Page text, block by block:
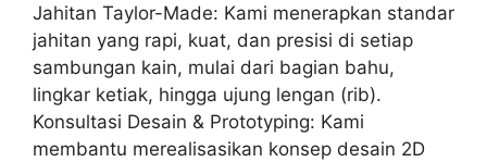
Jahitan Taylor-Made: Kami menerapkan standar
jahitan yang rapi, kuat, dan presisi di setiap
sambungan kain, mulai dari bagian bahu,
lingkar ketiak, hingga ujung lengan (rib).
Konsultasi Desain & Prototyping: Kami
membantu merealisasikan konsep desain 2D